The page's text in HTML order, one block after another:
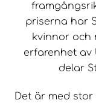
priserna har
kvinnor och
erfarenhet av
delar
Det är med